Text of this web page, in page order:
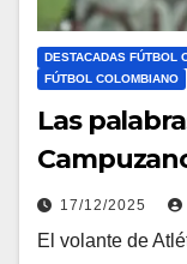
DESTACADAS FÚTBOL
FÚTBOL COLOMBIANO
Las
17/12/2025
El volante de